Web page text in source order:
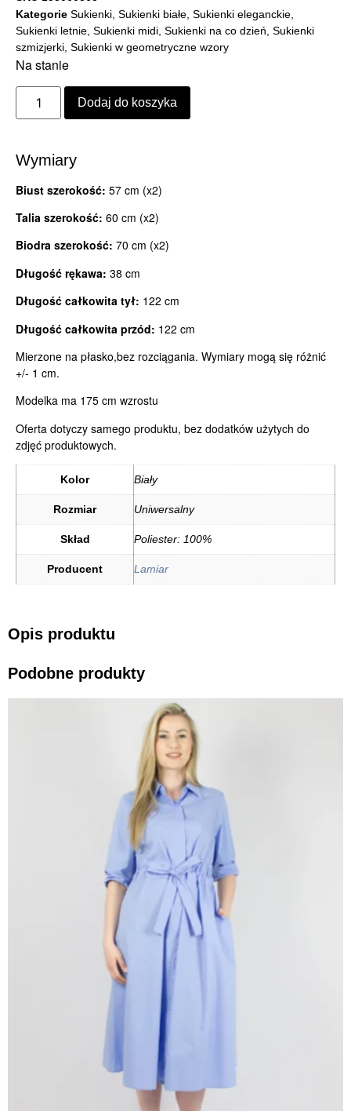
Kategorie Sukienki, Sukienki białe, Sukienki eleganckie,
Sukienki letnie, Sukienki midi, Sukienki na co dzień, Sukienki
szmizjerki, Sukienki w geometryczne wzory
Na stanie
Dodaj do koszyka
Wymiary
Biust szerokość: 57 cm (x2)
Talia szerokość: 60 cm (x2)
Biodra szerokość: 70 cm (x2)
Długość rękawa: 38 cm
Długość całkowita tył: 122 cm
Długość całkowita przód: 122 cm
Mierzone na płasko,bez rozciągania. Wymiary mogą się różnić
+/- 1 cm.
Modelka ma 175 cm wzrostu
Oferta dotyczy samego produktu, bez dodatków użytych do
zdjęć produktowych.
Kolor Biały
Rozmiar Uniwersalny
Skład Poliester: 100%
Producent Lamiar
Opis produktu
Podobne produkty